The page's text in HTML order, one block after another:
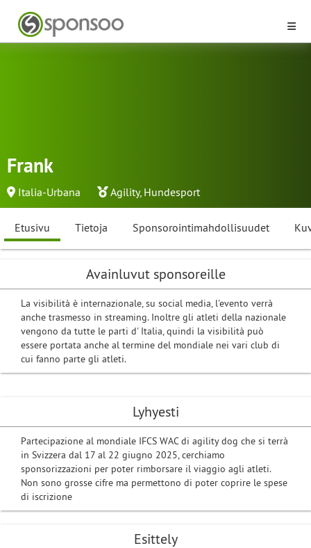
Frank
Italia-Urbana Agility, Hundesport
Etusivu Tietoja Sponsorointimahdollisuudet
Lyhyesti
Partecipazione al mondiale IFCS WAC di agility dog che si terrà
in Svizzera dal 17 al 22 giugno 2025, cerchiamo
sponsorizzazioni per poter rimborsare il viaggio agli atleti.
Non sono grosse cifre ma permettono di poter coprire le spese
di iscrizione
Esittely
Avainluvut sponsoreille
La visibilità è internazionale, su social media, l'evento verrà
anche trasmesso in streaming. Inoltre gli atleti della nazionale
vengono da tutte le parti d' Italia, quindi la visibilità può
essere portata anche al termine del mondiale nei vari club di
cui fanno parte gli atleti.